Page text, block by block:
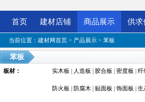
首页 建材店铺 商品展示 供求
当前位置： 建材网首页 > 产品展示 > 苯板
苯板
板材： 实木板 人造板 胶合板 密度板 纤
防火板 防腐木 贴面板 饰面板 生